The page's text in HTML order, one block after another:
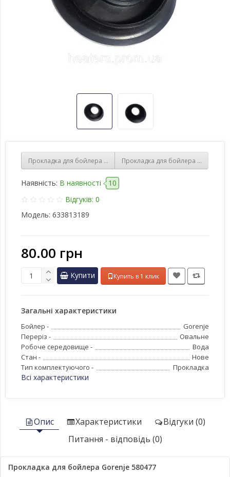
Прокладка для бойлера Tesy, Bosch, Hi-Therm (моделі із сухим
Прокладка для бойлера Ariston
Наявність: В наявності
10
Відгуків: 0
Модель: 633813189
80.00 грн
Купити Купить в 1 клик
Загальні характеристики
Бойлер -
Gorenje
Переріз -
Овальне
Робоче середовище -
Вода
Стан -
Нове
Тип комплектуючого -
Прокладка
Всі характеристики
Опис Характеристики
Відгуки (0)
Питання - відповідь (0)
Прокладка для бойлера Gorenje 580477